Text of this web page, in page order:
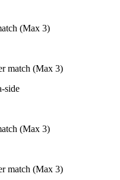
(Max 3)
match (Max 3)
side
(Max 3)
match (Max 3)